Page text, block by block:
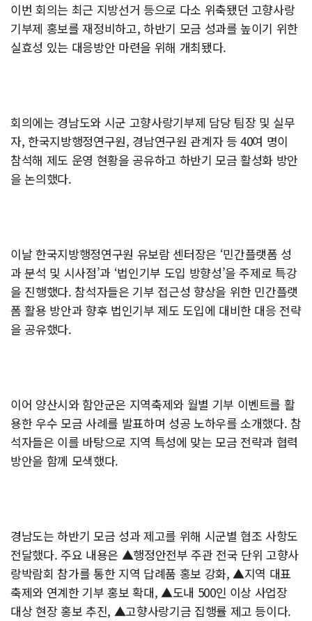
이번 회의는 최근 지방선거 등으로 다소 위축됐던 고향사랑
기부제 홍보를 재정비하고, 하반기 모금 성과를 높이기 위한
실효성 있는 대응방안 마련을 위해 개최됐다.
회의에는 경남도와 시군 고향사랑기부제 담당 팀장 및 실무
자, 한국지방행정연구원, 경남연구원 관계자 등 40여 명이
참석해 제도 운영 현황을 공유하고 하반기 모금 활성화 방안
을 논의했다.
이날 한국지방행정연구원 유보람 센터장은 ‘민간플랫폼 성
과 분석 및 시사점’과 ‘법인기부 도입 방향성’을 주제로 특강
을 진행했다. 참석자들은 기부 접근성 향상을 위한 민간플랫
폼 활용 방안과 향후 법인기부 제도 도입에 대비한 대응 전략
을 공유했다.
이어 양산시와 함안군은 지역축제와 월별 기부 이벤트를 활
용한 우수 모금 사례를 발표하며 성공 노하우를 소개했다. 참
석자들은 이를 바탕으로 지역 특성에 맞는 모금 전략과 협력
방안을 함께 모색했다.
경남도는 하반기 모금 성과 제고를 위해 시군별 협조 사항도
전달했다. 주요 내용은 ▲행정안전부 주관 전국 단위 고향사
랑박람회 참가를 통한 지역 답례품 홍보 강화, ▲지역 대표
축제와 연계한 기부 홍보 확대, ▲도내 500인 이상 사업장
대상 현장 홍보 추진, ▲고향사랑기금 집행률 제고 등이다.